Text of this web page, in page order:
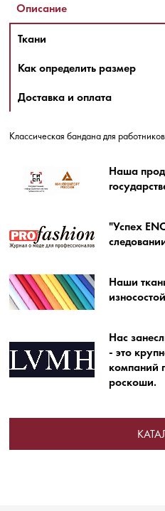
Описание
Ткани
Как определить размер
Доставка и оплата
Классическая бандана для
Наша
"Успех
Наши
Нас
- это
компаний
роскоши.